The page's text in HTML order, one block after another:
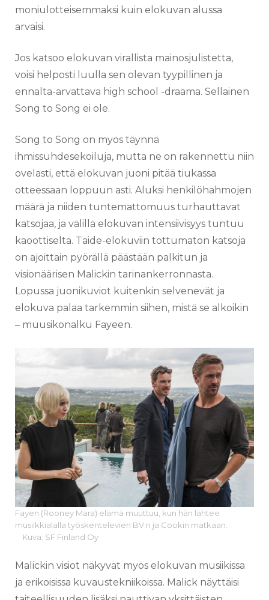
moniulotteisemmaksi kuin elokuvan alussa
arvaisi.
Jos katsoo elokuvan virallista mainosjulistetta,
voisi helposti luulla sen olevan tyypillinen ja
ennalta-arvattava high school -draama. Sellainen
Song to Song ei ole.
Song to Song on myös täynnä
ihmissuhdesekoiluja, mutta ne on rakennettu niin
ovelasti, että elokuvan juoni pitää tiukassa
otteessaan loppuun asti. Aluksi henkilöhahmojen
määrä ja niiden tuntemattomuus turhauttavat
katsojaa, ja välillä elokuvan intensiivisyys tuntuu
kaoottiselta. Taide-elokuviin tottumaton katsoja
on ajoittain pyörällä päästään palkitun ja
visionäärisen Malickin tarinankerronnasta.
Lopussa juonikuviot kuitenkin selvenevät ja
elokuva palaa tarkemmin siihen, mistä se alkoikin
– muusikonalku Fayeen.
Fayen (Rooney Mara) elämä muuttuu, kun hän lähtee
musiikkialalla työskentelevien BV:n ja Cookin matkaan.
Kuva: SF Finland Oy
Malickin visiot näkyvät myös elokuvan musiikissa
ja erikoisissa kuvaustekniikoissa. Malick näyttäisi